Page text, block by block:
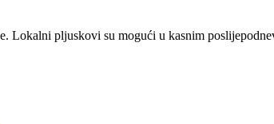
Lokalni pljuskovi su mogući u kasnim